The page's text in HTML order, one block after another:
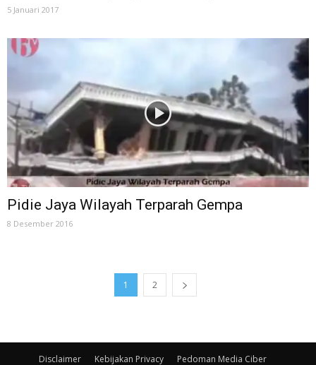
5 Januari 2017
Pidie Jaya Wilayah Terparah Gempa
8 Desember 2016
1 2
Disclaimer Kebijakan Privacy Pedoman Media Ciber